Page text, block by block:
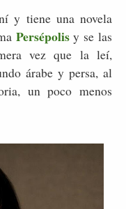
y tiene una novela
Persépolis y se las
vez que la leí,
árabe y persa, al
un poco menos